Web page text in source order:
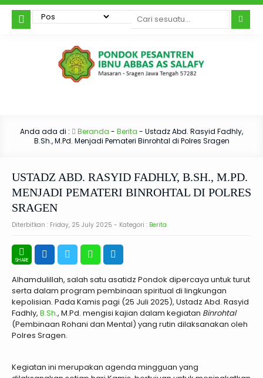
Anda ada di : Beranda - Berita - Ustadz Abd. Rasyid Fadhly,
B.Sh., M.Pd. Menjadi Pemateri Binrohtal di Polres Sragen
USTADZ ABD. RASYID FADHLY, B.SH., M.PD.
MENJADI PEMATERI BINROHTAL DI POLRES
SRAGEN
Diterbitkan : Friday, 25 July 2025 - Kategori : Berita
Alhamdulillah, salah satu asatidz Pondok dipercaya untuk turut
serta dalam program pembinaan spiritual di lingkungan
kepolisian. Pada Kamis pagi (25 Juli 2025), Ustadz Abd. Rasyid
Fadhly, B.Sh., M.Pd. mengisi kajian dalam kegiatan Binrohtal
(Pembinaan Rohani dan Mental) yang rutin dilaksanakan oleh
Polres Sragen.
Kegiatan ini merupakan agenda mingguan yang